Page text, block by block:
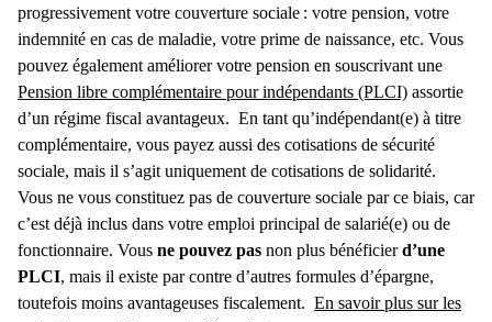
progressivement votre couverture sociale : votre pension, votre
indemnité en cas de maladie, votre prime de naissance, etc. Vous
pouvez également améliorer votre pension en souscrivant une
Pension libre complémentaire pour indépendants (PLCI) assortie
d’un régime fiscal avantageux. En tant qu’indépendant(e) à titre
complémentaire, vous payez aussi des cotisations de sécurité
sociale, mais il s’agit uniquement de cotisations de solidarité.
Vous ne vous constituez pas de couverture sociale par ce biais, car
c’est déjà inclus dans votre emploi principal de salarié(e) ou de
fonctionnaire. Vous ne pouvez pas non plus bénéficierd’une
PLCI, mais il existe par contre d’autres formules d’épargne,
toutefois moins avantageuses fiscalement. En savoir plus sur les